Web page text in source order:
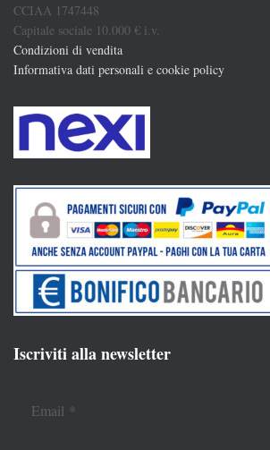
CCIAA 1747448
Capitale sociale 10.000 € i.v.
Condizioni di vendita
Informativa dati personali e cookie policy
Iscriviti alla newsletter
Email *